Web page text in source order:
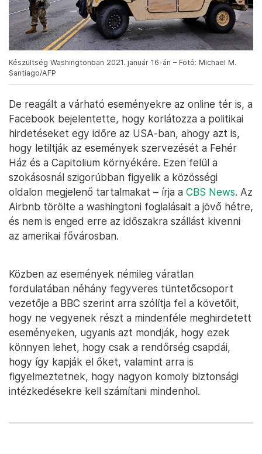
Készültség Washingtonban 2021. január 16-án – Fotó: Michael M.
Santiago/AFP
De reagált a várható eseményekre az online tér is, a
Facebook bejelentette, hogy korlátozza a politikai
hirdetéseket egy időre az USA-ban, ahogy azt is,
hogy letiltják az események szervezését a Fehér
Ház és a Capitolium környékére. Ezen felül a
szokásosnál szigorúbban figyelik a közösségi
oldalon megjelenő tartalmakat – írja a CBS News. Az
Airbnb törölte a washingtoni foglalásait a jövő hétre,
és nem is enged erre az időszakra szállást kivenni
az amerikai fővárosban.
Közben az események némileg váratlan
fordulatában néhány fegyveres tüntetőcsoport
vezetője a BBC szerint arra szólítja fel a követőit,
hogy ne vegyenek részt a mindenféle meghirdetett
eseményeken, ugyanis azt mondják, hogy ezek
könnyen lehet, hogy csak a rendőrség csapdái,
hogy így kapják el őket, valamint arra is
figyelmeztetnek, hogy nagyon komoly biztonsági
intézkedésekre kell számítani mindenhol.